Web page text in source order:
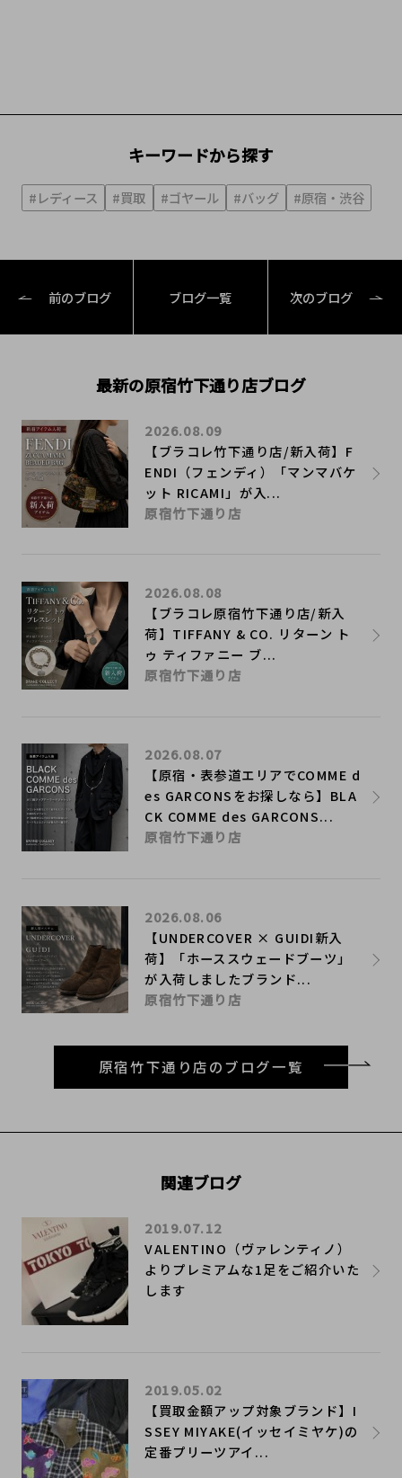
キーワードから探す
#レディース #買取 #ゴヤール #バッグ #原宿・渋谷
前のブログ ブログ一覧 次のブログ
最新の原宿竹下通り店ブログ
【ブラコレ竹下通り店/新入荷】F
ENDI（フェンディ）「マンマバケ
ット RICAMI」が入...
2026.08.09
原宿竹下通り店
【ブラコレ原宿竹下通り店/新入
荷】TIFFANY & CO. リターン ト
ゥ ティファニー ブ...
2026.08.08
原宿竹下通り店
【原宿・表参道エリアでCOMME d
es GARCONSをお探しなら】BLA
CK COMME des GARCONS...
2026.08.07
原宿竹下通り店
【UNDERCOVER × GUIDI新入
荷】「ホーススウェードブーツ」
が入荷しましたブランド...
2026.08.06
原宿竹下通り店
原宿竹下通り店のブログ一覧
関連ブログ
VALENTINO（ヴァレンティノ）
よりプレミアムな1足をご紹介いた
します
2019.07.12
【買取金額アップ対象ブランド】I
SSEY MIYAKE(イッセイミヤケ)の
定番プリーツアイ...
2019.05.02